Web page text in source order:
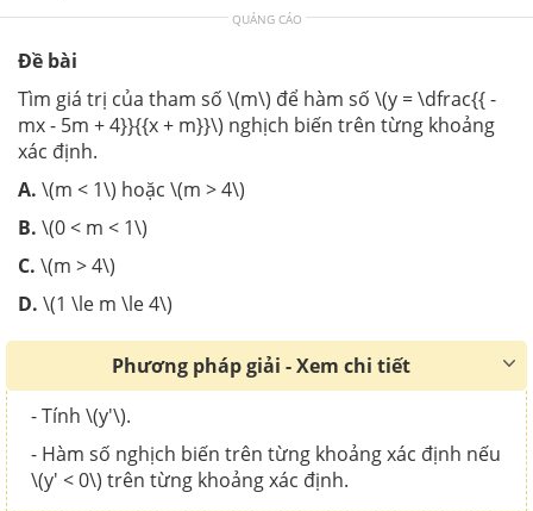
QUẢNG CÁO
Đề bài
Tìm giá trị của tham số \(m\) để hàm số \(y = \dfrac{{ -
mx - 5m + 4}}{{x + m}}\) nghịch biến trên từng khoảng
xác định.
A. \(m < 1\) hoặc \(m > 4\)
B. \(0 < m < 1\)
C. \(m > 4\)
D. \(1 \le m \le 4\)
Phương pháp giải - Xem chi tiết
- Tính \(y'\).
- Hàm số nghịch biến trên từng khoảng xác định nếu
\(y' < 0\) trên từng khoảng xác định.